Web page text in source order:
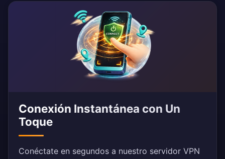
Conexión Instantánea con Un
Toque
Conéctate en segundos a nuestro servidor VPN